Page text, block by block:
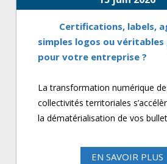
Certifications, labels,
simples logos ou
pour votre entreprise ?
La transformation numérique
collectivités territoriales
la dématérialisation de vos
EN SAVOIR PLUS